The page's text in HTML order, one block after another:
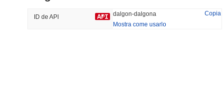
45.19%
ID de API dalgon-dalgona
Copia
Mostra come usarlo